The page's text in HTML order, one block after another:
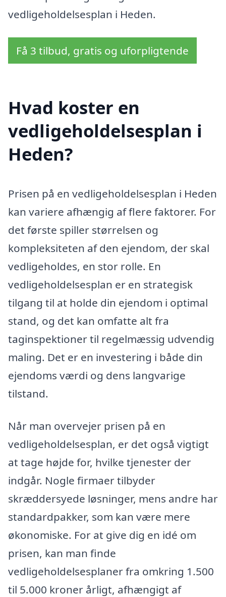
vedligeholdelsesplan i Heden.
Få 3 tilbud, gratis og uforpligtende
Hvad koster en
vedligeholdelsesplan i
Heden?
Prisen på en vedligeholdelsesplan i Heden
kan variere afhængig af flere faktorer. For
det første spiller størrelsen og
kompleksiteten af den ejendom, der skal
vedligeholdes, en stor rolle. En
vedligeholdelsesplan er en strategisk
tilgang til at holde din ejendom i optimal
stand, og det kan omfatte alt fra
taginspektioner til regelmæssig udvendig
maling. Det er en investering i både din
ejendoms værdi og dens langvarige
tilstand.
Når man overvejer prisen på en
vedligeholdelsesplan, er det også vigtigt
at tage højde for, hvilke tjenester der
indgår. Nogle firmaer tilbyder
skræddersyede løsninger, mens andre har
standardpakker, som kan være mere
økonomiske. For at give dig en idé om
prisen, kan man finde
vedligeholdelsesplaner fra omkring 1.500
til 5.000 kroner årligt, afhængigt af